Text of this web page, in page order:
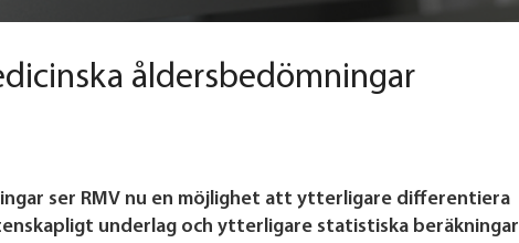
åldersbedömningar
ser RMV nu en möjlighet att ytterligare differentiera
underlag och ytterligare statistiska beräkningar